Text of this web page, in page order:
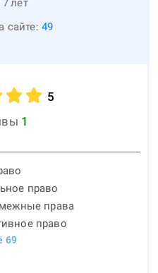
сайте: 49
5
1
право
права
право
69